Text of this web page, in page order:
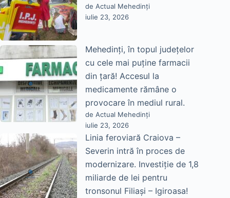
de Actual Mehedinți
iulie 23, 2026
Mehedinți, în topul județelor
cu cele mai puține farmacii
din țară! Accesul la
medicamente rămâne o
provocare în mediul rural.
de Actual Mehedinți
iulie 23, 2026
Linia feroviară Craiova –
Severin intră în proces de
modernizare. Investiție de 1,8
miliarde de lei pentru
tronsonul Filiași – Igiroasa!